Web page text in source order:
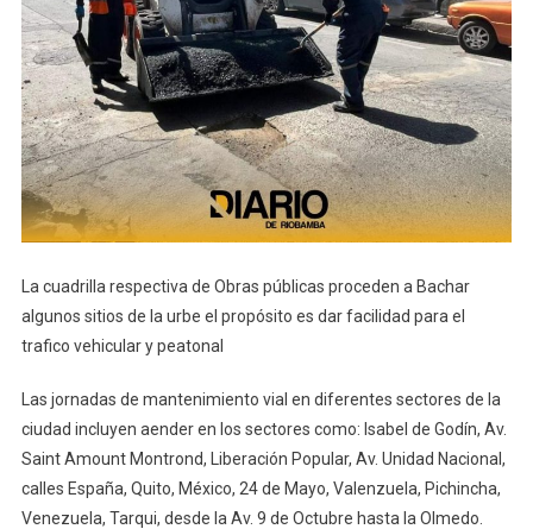
La cuadrilla respectiva de Obras públicas proceden a Bachar
algunos sitios de la urbe el propósito es dar facilidad para el
trafico vehicular y peatonal
Las jornadas de mantenimiento vial en diferentes sectores de la
ciudad incluyen aender en los sectores como: Isabel de Godín, Av.
Saint Amount Montrond, Liberación Popular, Av. Unidad Nacional,
calles España, Quito, México, 24 de Mayo, Valenzuela, Pichincha,
Venezuela, Tarqui, desde la Av. 9 de Octubre hasta la Olmedo.